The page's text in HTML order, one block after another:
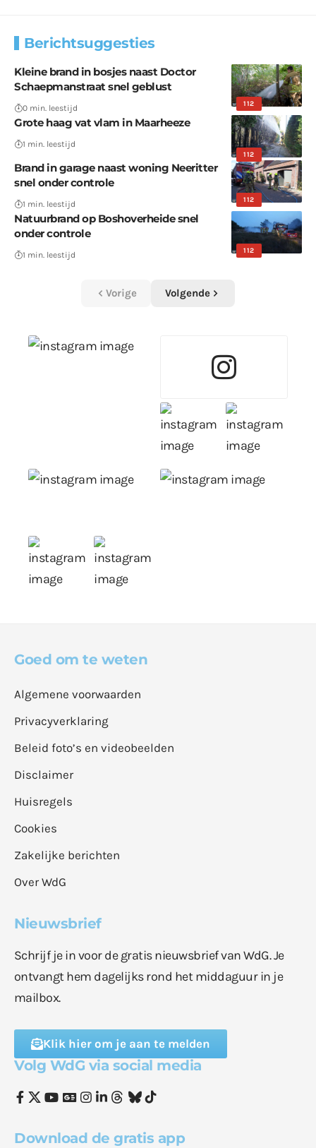
Berichtsuggesties
112
Kleine brand in bosjes naast Doctor
Schaepmanstraat snel geblust
0 min. leestijd
112
Grote haag vat vlam in Maarheeze
1 min. leestijd
112
Brand in garage naast woning Neeritter
snel onder controle
1 min. leestijd
112
Natuurbrand op Boshoverheide snel
onder controle
1 min. leestijd
Vorige Volgende
Goed om te weten
Algemene voorwaarden
Privacyverklaring
Beleid foto’s en videobeelden
Disclaimer
Huisregels
Cookies
Zakelijke berichten
Over WdG
Nieuwsbrief
Schrijf je in voor de gratis nieuwsbrief van WdG. Je
ontvangt hem dagelijks rond het middaguur in je
mailbox.
Klik hier om je aan te melden
Volg WdG via social media
Download de gratis app